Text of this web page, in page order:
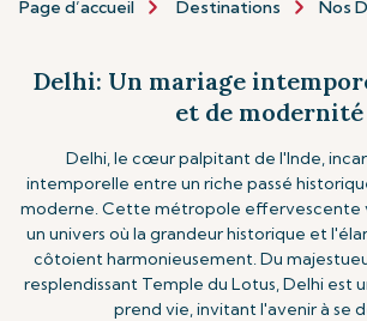
Page d’accueil Destinations Nos
Delhi: Un mariage
et de modernité
Delhi, le cœur palpitant de l'Inde,
intemporelle entre un riche passé
moderne. Cette métropole effervescente
un univers où la grandeur historique et
côtoient harmonieusement. Du
resplendissant Temple du Lotus, Delhi est
prend vie, invitant l'avenir à se